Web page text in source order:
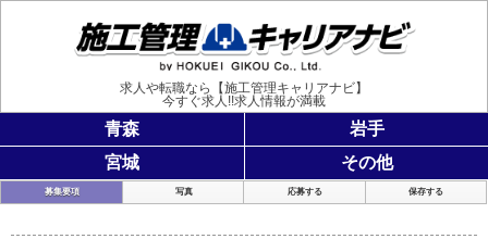
求人や転職なら【施工管理キャリアナビ】
今すぐ求人!!求人情報が満載
青森
岩手
宮城
その他
募集要項 写真 応募する 保存する